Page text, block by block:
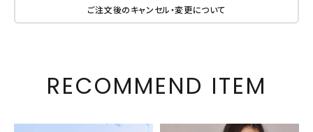
ご注文後のキャンセル・変更について
RECOMMEND ITEM